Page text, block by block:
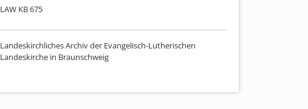
LAW KB 675
Landeskirchliches Archiv der Evangelisch-Lutherischen
Landeskirche in Braunschweig